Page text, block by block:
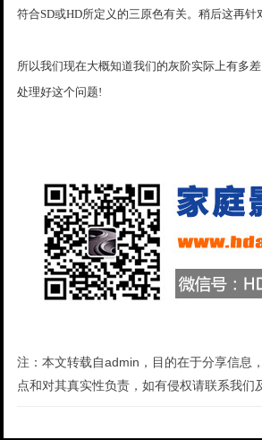
符合SD或HD所定义的三原色有关。稍后这再针
所以我们现在大概知道我们的灰阶实际上有多
处理好这个问题!
注：本文转载自admin，目的在于分享信息
点和对其真实性负责，如有侵权请联系我们